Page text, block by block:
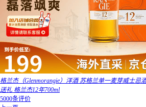
格兰杰（Glenmorangie）洋酒 苏格兰单一麦芽威士忌
送礼 格兰杰12年700ml
5000条评价